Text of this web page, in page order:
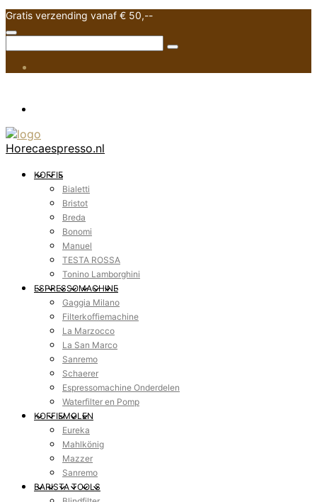
Gratis verzending vanaf € 50,--
Horecaespresso.nl
KOFFIE
Bialetti
Bristot
Breda
Bonomi
Manuel
TESTA ROSSA
Tonino Lamborghini
ESPRESSOMACHINE
Gaggia Milano
Filterkoffiemachine
La Marzocco
La San Marco
Sanremo
Schaerer
Espressomachine Onderdelen
Waterfilter en Pomp
KOFFIEMOLEN
Eureka
Mahlkönig
Mazzer
Sanremo
BARISTA TOOLS